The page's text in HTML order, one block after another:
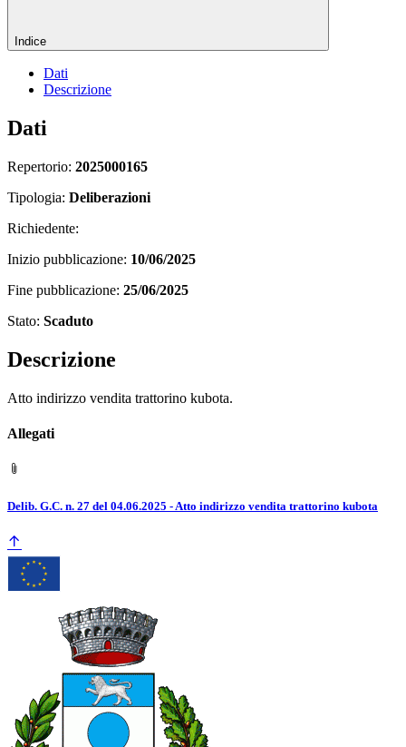
Indice
Dati
Descrizione
Dati
Repertorio: 2025000165
Tipologia: Deliberazioni
Richiedente:
Inizio pubblicazione: 10/06/2025
Fine pubblicazione: 25/06/2025
Stato: Scaduto
Descrizione
Atto indirizzo vendita trattorino kubota.
Allegati
Delib. G.C. n. 27 del 04.06.2025 - Atto indirizzo vendita trattorino kubota